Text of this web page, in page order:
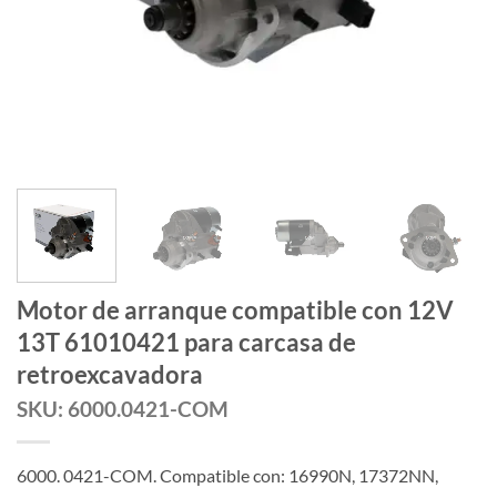
Motor de arranque compatible con 12V
13T 61010421 para carcasa de
retroexcavadora
SKU: 6000.0421-COM
6000. 0421-COM. Compatible con: 16990N, 17372NN,